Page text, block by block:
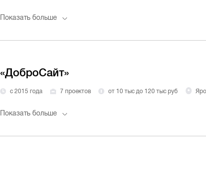
Показать больше
«ДоброCайт»
с 2015 года 7 проектов от 10 тыс до 120 тыс руб
Показать больше